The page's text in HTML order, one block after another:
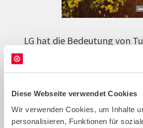
Diese Webseite verwendet Cookies
Wir verwenden Cookies, um Inhalte
personalisieren, Funktionen für
LG hat die Bedeutung von
im Raps schon lange
letzten Jahre
LG als erster Züchter im
vertreten. Unsere Prognose: